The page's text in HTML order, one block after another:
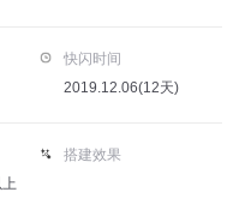
快闪时间
2019.12.06(12天)
搭建效果